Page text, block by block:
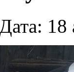
18